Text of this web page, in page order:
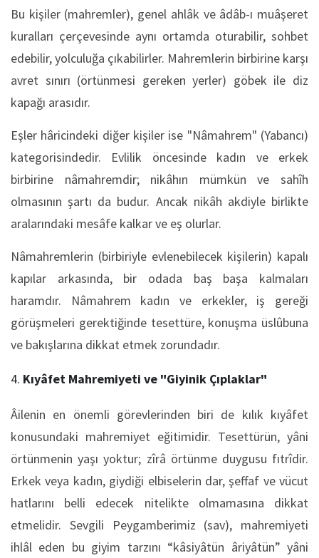
Bu kişiler (mahremler), genel ahlâk ve âdâb-ı muâşeret
kuralları çerçevesinde aynı ortamda oturabilir, sohbet
edebilir, yolculuğa çıkabilirler. Mahremlerin birbirine karşı
avret sınırı (örtünmesi gereken yerler) göbek ile diz
kapağı arasıdır.
Eşler hâricindeki diğer kişiler ise "Nâmahrem" (Yabancı)
kategorisindedir. Evlilik öncesinde kadın ve erkek
birbirine nâmahremdir; nikâhın mümkün ve sahîh
olmasının şartı da budur. Ancak nikâh akdiyle birlikte
aralarındaki mesâfe kalkar ve eş olurlar.
Nâmahremlerin (birbiriyle evlenebilecek kişilerin) kapalı
kapılar arkasında, bir odada baş başa kalmaları
haramdır. Nâmahrem kadın ve erkekler, iş gereği
görüşmeleri gerektiğinde tesettüre, konuşma üslûbuna
ve bakışlarına dikkat etmek zorundadır.
Kıyâfet Mahremiyeti ve "Giyinik Çıplaklar"
Âilenin en önemli görevlerinden biri de kılık kıyâfet
konusundaki mahremiyet eğitimidir. Tesettürün, yâni
örtünmenin yaşı yoktur; zîrâ örtünme duygusu fıtrîdir.
Erkek veya kadın, giydiği elbiselerin dar, şeffaf ve vücut
hatlarını belli edecek nitelikte olmamasına dikkat
etmelidir. Sevgili Peygamberimiz (sav), mahremiyeti
ihlâl eden bu giyim tarzını “kâsiyâtün âriyâtün” yâni